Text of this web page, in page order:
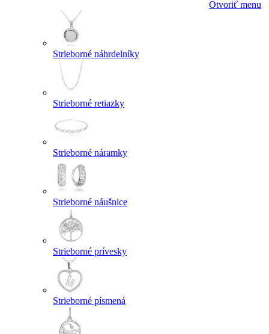
Otvoriť menu
Strieborné náhrdelníky
Strieborné retiazky
Strieborné náramky
Strieborné náušnice
Strieborné prívesky
Strieborné písmená